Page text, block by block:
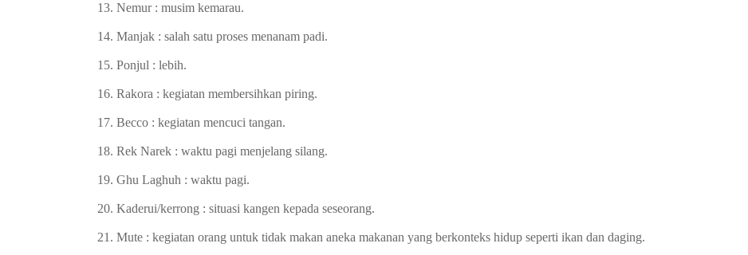
13. Nemur : musim kemarau.
14. Manjak : salah satu proses menanam padi.
15. Ponjul : lebih.
16. Rakora : kegiatan membersihkan piring.
17. Becco : kegiatan mencuci tangan.
18. Rek Narek : waktu pagi menjelang silang.
19. Ghu Laghuh : waktu pagi.
20. Kaderui/kerrong : situasi kangen kepada seseorang.
21. Mute : kegiatan orang untuk tidak makan aneka makanan yang berkonteks hidup seperti ikan dan daging.